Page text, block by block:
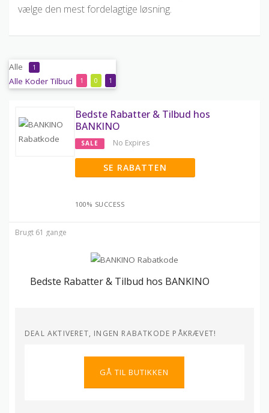
vælge den mest fordelagtige løsning.
Alle 1
Alle 1
Koder 0
Tilbud 1
Bedste Rabatter & Tilbud hos
BANKINO
SALE No Expires
SE RABATTEN
100% SUCCESS
Brugt 61 gange
Bedste Rabatter & Tilbud hos BANKINO
DEAL AKTIVERET, INGEN RABATKODE PÅKRÆVET!
GÅ TIL BUTIKKEN